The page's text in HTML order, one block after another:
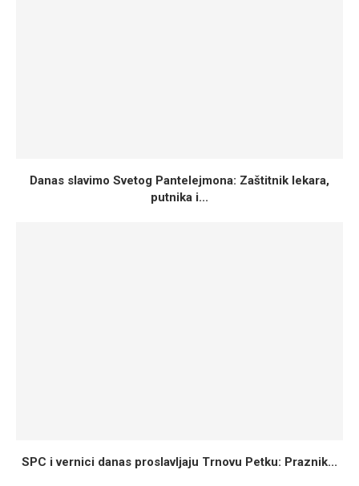
Danas slavimo Svetog Pantelejmona: Zaštitnik lekara,
putnika i...
SPC i vernici danas proslavljaju Trnovu Petku: Praznik...